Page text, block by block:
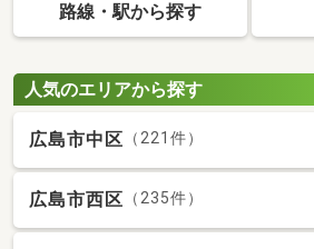
路線・駅から探す
人気のエリアから探す
広島市中区 （221件）
広島市西区 （235件）